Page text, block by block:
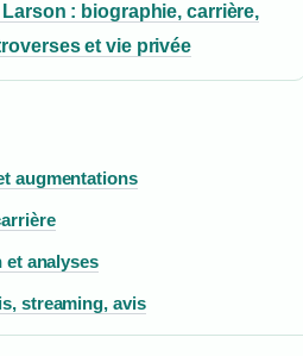
Larson : biographie, carrière,
et vie privée
augmentations
et analyses
streaming, avis